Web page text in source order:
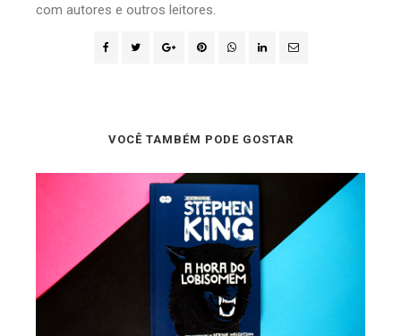
com autores e outros leitores.
VOCÊ TAMBÉM PODE GOSTAR